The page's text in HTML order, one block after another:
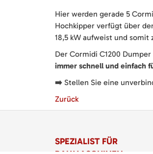
Hier werden gerade 5
Hochkipper verfügt über
18,5 kW aufweist und
Der Cormidi C1200 Dumper
immer schnell und einfach
➡️ Stellen Sie eine
Zurück
SPEZIALIST FÜR